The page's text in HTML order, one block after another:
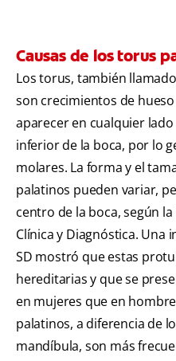
Causas de los torus
Los torus, también
son crecimientos de
aparecer en cualquier
inferior de la boca, por lo
molares. La forma y el
palatinos pueden variar,
centro de la boca, según
Clínica y Diagnóstica. Una
SD mostró que estas
hereditarias y que se
en mujeres que en
palatinos, a diferencia de
mandíbula, son más